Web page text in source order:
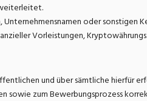
oder sonstigen
Vorleistungen,
und über sämtliche hierfür
zum Bewerbungsprozess